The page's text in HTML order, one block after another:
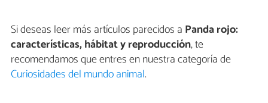
Si deseas leer más artículos parecidos a Panda rojo:
características, hábitat y reproducción, te
recomendamos que entres en nuestra categoría de
Curiosidades del mundo animal.